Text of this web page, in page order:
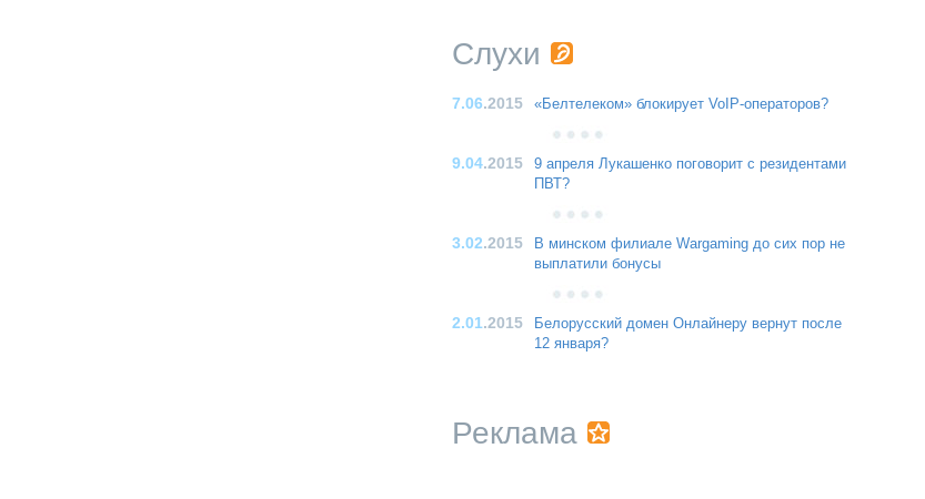
Слухи
7.06.2015 «Белтелеком» блокирует VoIP-операторов?
9.04.2015
9 апреля Лукашенко поговорит с резидентами
ПВТ?
3.02.2015
В минском филиале Wargaming до сих пор не
выплатили бонусы
2.01.2015
Белорусский домен Онлайнеру вернут после
12 января?
Реклама